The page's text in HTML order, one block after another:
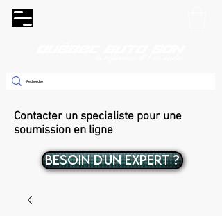
Contacter un specialiste pour une
soumission en ligne
BESOIN D'UN EXPERT ?